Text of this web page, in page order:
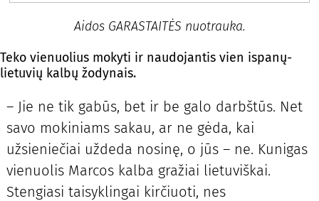
Aidos GARASTAITĖS nuotrauka.
Teko vienuolius mokyti ir naudojantis vien ispanų-
lietuvių kalbų žodynais.
– Jie ne tik gabūs, bet ir be galo darbštūs. Net
savo mokiniams sakau, ar ne gėda, kai
užsieniečiai uždeda nosinę, o jūs – ne. Kunigas
vienuolis Marcos kalba gražiai lietuviškai.
Stengiasi taisyklingai kirčiuoti, nes